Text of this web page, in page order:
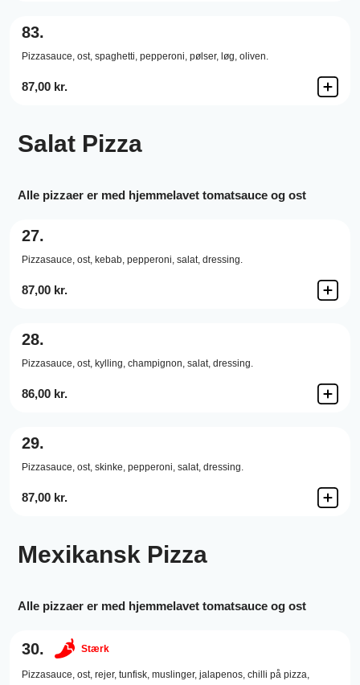
83.
Pizzasauce, ost, spaghetti, pepperoni, pølser, løg, oliven.
87,00 kr.
Salat Pizza
Alle pizzaer er med hjemmelavet tomatsauce og ost
27.
Pizzasauce, ost, kebab, pepperoni, salat, dressing.
87,00 kr.
28.
Pizzasauce, ost, kylling, champignon, salat, dressing.
86,00 kr.
29.
Pizzasauce, ost, skinke, pepperoni, salat, dressing.
87,00 kr.
Mexikansk Pizza
Alle pizzaer er med hjemmelavet tomatsauce og ost
30. Stærk
Pizzasauce, ost, rejer, tunfisk, muslinger, jalapenos, chilli på pizza,